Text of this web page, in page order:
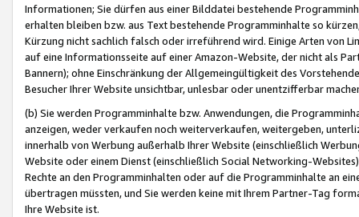
Informationen; Sie dürfen aus einer Bilddatei bestehende
erhalten bleiben bzw. aus Text bestehende Programminhalte so
Kürzung nicht sachlich falsch oder irreführend wird. Einige Arten von
auf eine Informationsseite auf einer Amazon-Website, der nicht als
Bannern); ohne Einschränkung der Allgemeingültigkeit des
Besucher Ihrer Website unsichtbar, unlesbar oder unentzifferbar
(b) Sie werden Programminhalte bzw. Anwendungen, die
anzeigen, weder verkaufen noch weiterverkaufen, weitergeben,
innerhalb von Werbung außerhalb Ihrer Website (einschließlich
Website oder einem Dienst (einschließlich Social Networking-
Rechte an den Programminhalten oder auf die Programminhalte an
übertragen müssten, und Sie werden keine mit Ihrem Partner-Tag
Ihre Website ist.